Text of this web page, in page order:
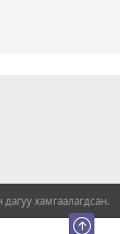
хамгаалагдсан.